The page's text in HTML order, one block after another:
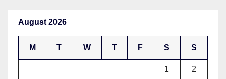
August 2026
M T W T F S S
1 2